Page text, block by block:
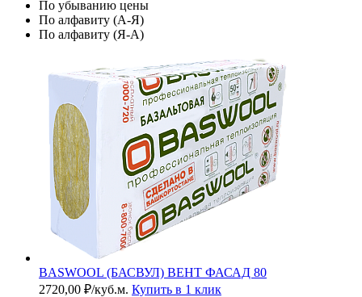
По убыванию цены
По алфавиту (А-Я)
По алфавиту (Я-А)
BASWOOL (БАСВУЛ) ВЕНТ ФАСАД 80
2720,00 ₽/куб.м. Купить в 1 клик